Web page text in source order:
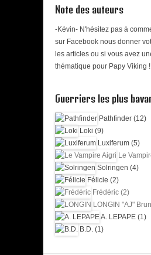
Note des auteurs
-Kévin- N'hésitez pas à
sur Facebook nous donner
les articles ou si vous avez
thématique pour Papy Viking !
Guerriers les plus
Pathfinder (12)
Loki (9)
Luxiferum (5)
Le
Solringen (4)
Félicie (2)
Frédéric (2)
LONGIN "AJ"
A. LEPAPE (1)
B.D. (1)